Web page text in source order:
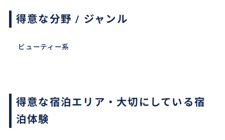
得意な分野 / ジャンル
ビューティー系
得意な宿泊エリア・大切にしている宿
泊体験